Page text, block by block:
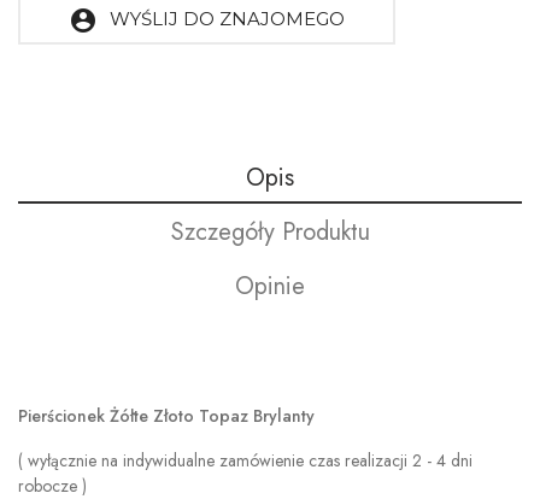
account_circle WYŚLIJ DO ZNAJOMEGO
Opis
Szczegóły Produktu
Opinie
Pierścionek Żółte Złoto Topaz Brylanty
( wyłącznie na indywidualne zamówienie czas realizacji 2 - 4 dni
robocze )